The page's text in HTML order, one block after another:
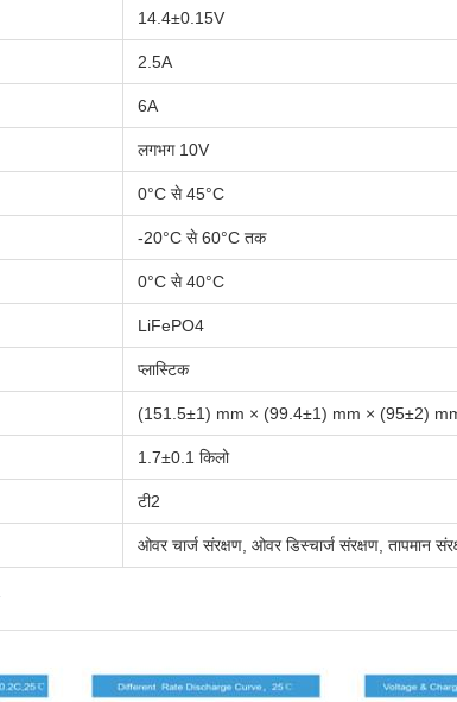
14.4±0.15V
2.5A
6A
लगभग 10V
0°C से 45°C
-20°C से 60°C तक
0°C से 40°C
LiFePO4
प्लास्टिक
(151.5±1) mm × (99.4±1) mm × (95±2)
1.7±0.1 किलो
टी2
ओवर चार्ज संरक्षण, ओवर डिस्चार्ज संरक्षण, तापमान